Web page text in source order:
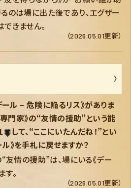
のは場に出た後であり、エグザー
きません。
（2026.05.01更新）
ール – 危険に陥るリス》がありま
専門家》の“友情の援助”という能
して、“ここにいたんだね！”とい
》を手札に戻せますか？
“友情の援助”は、場にいる《デー
す。
（2026.05.01更新）